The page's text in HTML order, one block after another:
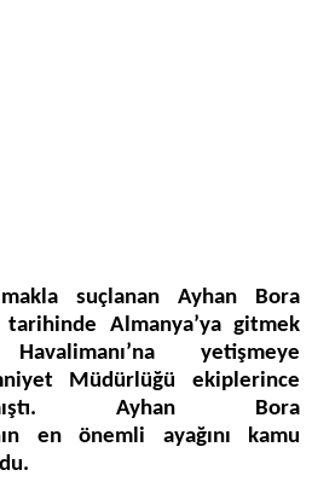
suçlanan Ayhan Bora
Almanya’ya gitmek
yetişmeye
Müdürlüğü ekiplerince
Ayhan Bora
en önemli ayağını kamu